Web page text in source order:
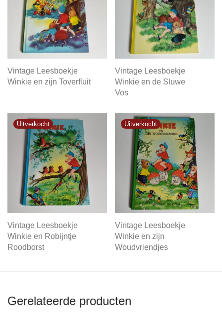
Vintage Leesboekje
Winkie en zijn Toverfluit
Vintage Leesboekje
Winkie en de Sluwe
Vos
Vintage Leesboekje
Winkie en Robijntje
Roodborst
Vintage Leesboekje
Winkie en zijn
Woudvriendjes
Gerelateerde producten